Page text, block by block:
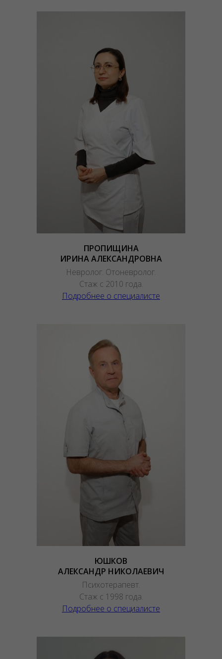
ПРОПИЩИНА
ИРИНА АЛЕКСАНДРОВНА
Невролог. Отоневролог.
Стаж с 2010 года.
Подробнее о специалисте
ЮШКОВ
АЛЕКСАНДР НИКОЛАЕВИЧ
Психотерапевт.
Стаж с 1998 года.
Подробнее о специалисте